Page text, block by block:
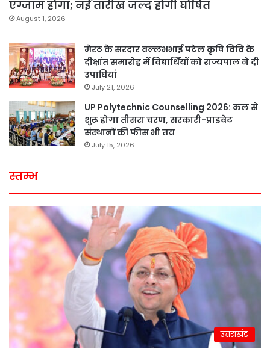
एग्जाम होगा; नई तारीख जल्द होगी घोषित
August 1, 2026
मेरठ के सरदार वल्लभभाई पटेल कृषि विवि के
दीक्षांत समारोह में विद्यार्थियों को राज्यपाल ने दी
उपाधियां
July 21, 2026
UP Polytechnic Counselling 2026: कल से
शुरू होगा तीसरा चरण, सरकारी-प्राइवेट
संस्थानों की फीस भी तय
July 15, 2026
स्तम्भ
उत्तराखंड